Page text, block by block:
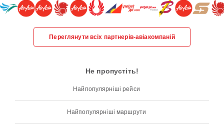
Переглянути всіх партнерів-авіакомпаній
Не пропустіть!
Найпопулярніші рейси
Найпопулярніші маршрути